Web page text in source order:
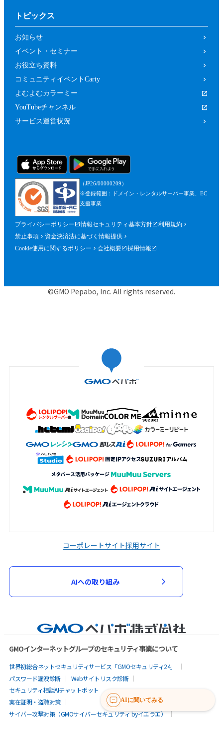
トピックス
お知らせ
イベント・セミナー
お役立ち資料
コミュニティイベントCarty
よむよむカラーミー
YouTubeチャンネル
サービス運営状況
（JP26/00000209）
※登録範囲：ドメイン・レンタルサーバー事業、EC
支援事業
プライバシーポリシー 情報セキュリティ基本方針
利用規約
禁止事項
資金決済法に基づく情報提供
Cookie使用に関するポリシー
会社概要 採用情報
©GMO Pepabo, Inc. All rights reserved.
コーポレートサイト採用サイト
AIへの取り組み
GMOインターネットグループのセキュリティ事業について
世界初総合ネットセキュリティサービス「GMOセキュリティ24」
パスワード漏洩診断
Webサイトリスク診断
セキュリティ相談AIチャットボット
実在証明・盗聴対策
サイバー攻撃対策（GMOサイバーセキュリティ byイエラエ）
AIに聞いてみる